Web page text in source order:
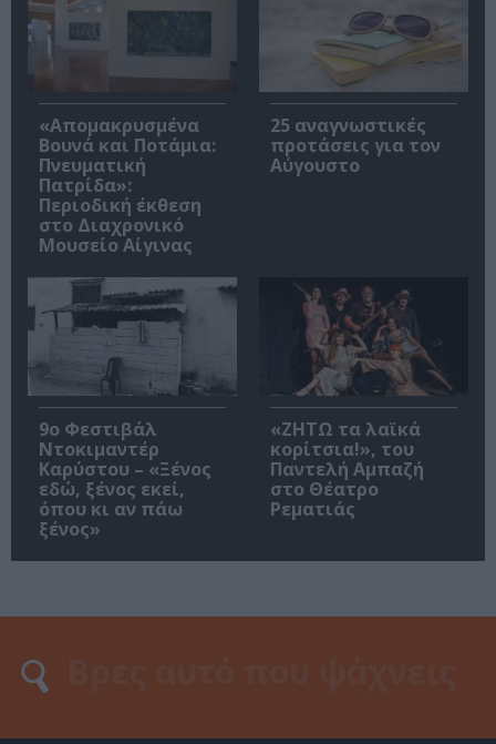
«Απομακρυσμένα
Βουνά και Ποτάμια:
Πνευματική
Πατρίδα»:
Περιοδική έκθεση
στο Διαχρονικό
Μουσείο Αίγινας
25 αναγνωστικές
προτάσεις για τον
Αύγουστο
9ο Φεστιβάλ
Ντοκιμαντέρ
Καρύστου – «Ξένος
εδώ, ξένος εκεί,
όπου κι αν πάω
ξένος»
«ΖΗΤΩ τα λαϊκά
κορίτσια!», του
Παντελή Αμπαζή
στο Θέατρο
Ρεματιάς